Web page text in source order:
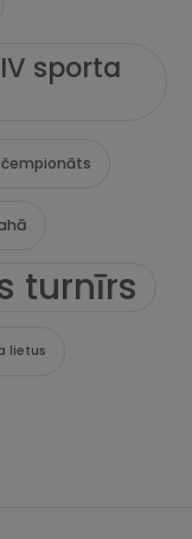
sporta
čempionāts
turnīrs
lietus